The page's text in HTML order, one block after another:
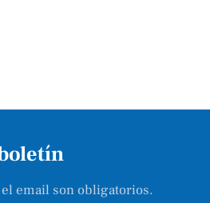
email son obligatorios.